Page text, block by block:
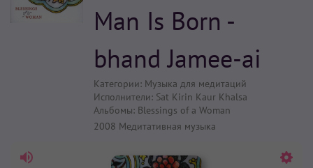
Man Is Born -
bhand Jamee-ai
Категории: Музыка для медитаций
Исполнители: Sat Kirin Kaur Khalsa
Альбомы: Blessings of a Woman
2008 Медитативная музыка